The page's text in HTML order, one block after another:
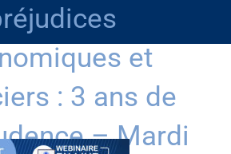
et
: 3 ans de
– Mardi